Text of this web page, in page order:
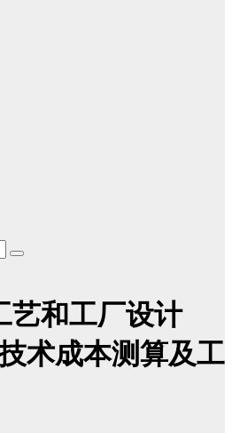
艺和工厂设计
术成本测算及工